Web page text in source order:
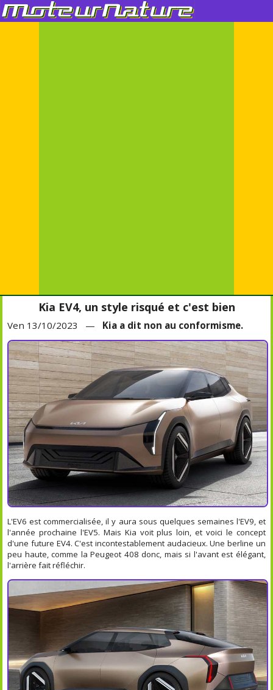
Kia EV4, un style risqué et c'est bien
Ven 13/10/2023 — Kia a dit non au conformisme.
L'EV6 est commercialisée, il y aura sous quelques semaines l'EV9, et
l'année prochaine l'EV5. Mais Kia voit plus loin, et voici le concept
d'une future EV4. C'est incontestablement audacieux. Une berline un
peu haute, comme la Peugeot 408 donc, mais si l'avant est élégant,
l'arrière fait réfléchir.